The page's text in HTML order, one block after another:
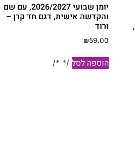
יומן שבועי 2026/2027, עם שם
והקדשה אישית, דגם חד קרן –
ורוד
₪59.00
הוספה לסל /* */